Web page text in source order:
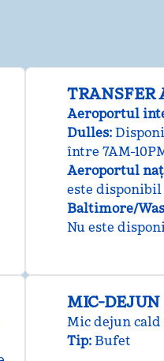
TRANSFER
Aeroportul
Dulles:
între 7AM-
Aeroportul
este disponibil
Baltimore/
Nu este
MIC-DEJUN
Mic dejun
Tip: Bufet